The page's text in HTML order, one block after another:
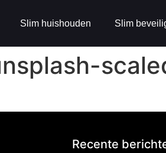
Slim huishouden Slim
Recente